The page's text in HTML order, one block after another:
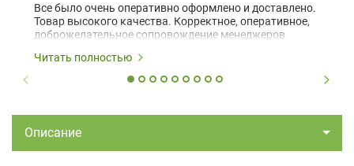
Все было очень оперативно оформлено и доставлено.
Товар высокого качества. Корректное, оперативное,
доброжелательное сопровождение менеджеров.
Читать полностью
Описание